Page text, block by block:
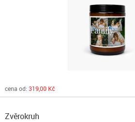
cena od: 319,00 Kč
Zvěrokruh